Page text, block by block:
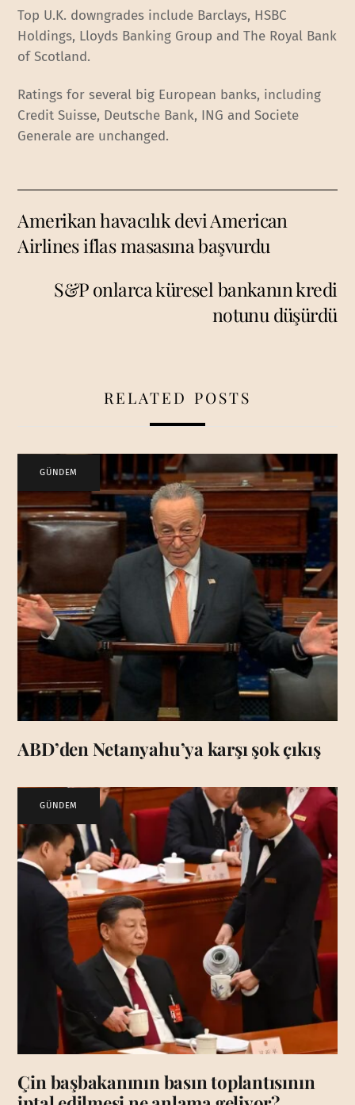
Top U.K. downgrades include Barclays, HSBC
Holdings, Lloyds Banking Group and The Royal Bank
of Scotland.
Ratings for several big European banks, including
Credit Suisse, Deutsche Bank, ING and Societe
Generale are unchanged.
Amerikan havacılık devi American
Airlines iflas masasına başvurdu
S&P onlarca küresel bankanın kredi
notunu düşürdü
RELATED POSTS
GÜNDEM
ABD’den Netanyahu’ya karşı şok çıkış
GÜNDEM
Çin başbakanının basın toplantısının